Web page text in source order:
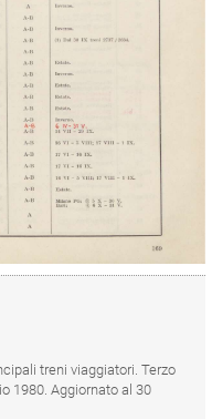
treni viaggiatori. Terzo
1980. Aggiornato al 30